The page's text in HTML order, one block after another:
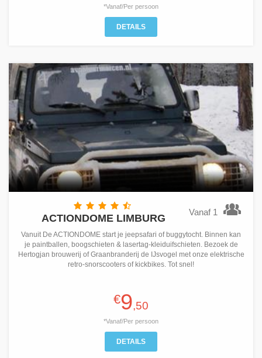
*Vanaf/Per persoon
DETAILS
Vanaf 1
ACTIONDOME LIMBURG
Vanuit De ACTIONDOME start je jeepsafari of buggytocht. Binnen kan
je paintballen, boogschieten & lasertag-kleiduifschieten. Bezoek de
Hertogjan brouwerij of Graanbranderij de IJsvogel met onze elektrische
retro-snorscooters of kickbikes. Tot snel!
€9,50
*Vanaf/Per persoon
DETAILS